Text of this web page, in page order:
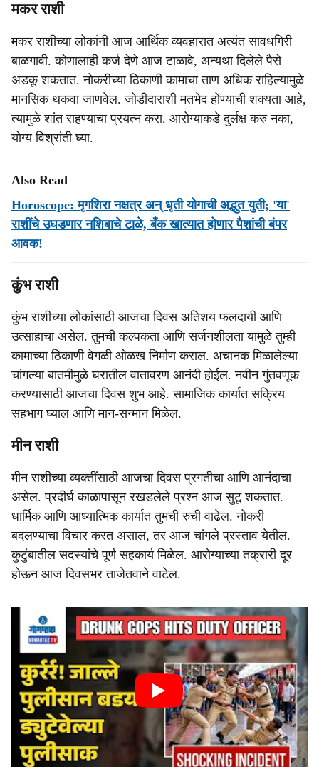
मकर राशी
मकर राशीच्या लोकांनी आज आर्थिक व्यवहारात अत्यंत सावधगिरी
बाळगावी. कोणालाही कर्ज देणे आज टाळावे, अन्यथा दिलेले पैसे
अडकू शकतात. नोकरीच्या ठिकाणी कामाचा ताण अधिक राहिल्यामुळे
मानसिक थकवा जाणवेल. जोडीदाराशी मतभेद होण्याची शक्यता आहे,
त्यामुळे शांत राहण्याचा प्रयत्न करा. आरोग्याकडे दुर्लक्ष करु नका,
योग्य विश्रांती घ्या.
Also Read
Horoscope: मृगशिरा नक्षत्र अन् धृती योगाची अद्भुत युती; 'या'
राशींचे उघडणार नशिबाचे टाळे, बँक खात्यात होणार पैशांची बंपर
आवक!
कुंभ राशी
कुंभ राशीच्या लोकांसाठी आजचा दिवस अतिशय फलदायी आणि
उत्साहाचा असेल. तुमची कल्पकता आणि सर्जनशीलता यामुळे तुम्ही
कामाच्या ठिकाणी वेगळी ओळख निर्माण कराल. अचानक मिळालेल्या
चांगल्या बातमीमुळे घरातील वातावरण आनंदी होईल. नवीन गुंतवणूक
करण्यासाठी आजचा दिवस शुभ आहे. सामाजिक कार्यात सक्रिय
सहभाग घ्याल आणि मान-सन्मान मिळेल.
मीन राशी
मीन राशीच्या व्यक्तींसाठी आजचा दिवस प्रगतीचा आणि आनंदाचा
असेल. प्रदीर्घ काळापासून रखडलेले प्रश्न आज सुटू शकतात.
धार्मिक आणि आध्यात्मिक कार्यात तुमची रुची वाढेल. नोकरी
बदलण्याचा विचार करत असाल, तर आज चांगले प्रस्ताव येतील.
कुटुंबातील सदस्यांचे पूर्ण सहकार्य मिळेल. आरोग्याच्या तक्रारी दूर
होऊन आज दिवसभर ताजेतवाने वाटेल.